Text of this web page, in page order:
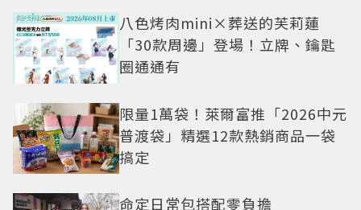
八色烤肉mini×葬送的芙莉蓮
「30款周邊」登場！立牌、鑰匙
圈通通有
限量1萬袋！萊爾富推「2026中元
普渡袋」精選12款熱銷商品一袋
搞定
命定日常包搭配零負擔